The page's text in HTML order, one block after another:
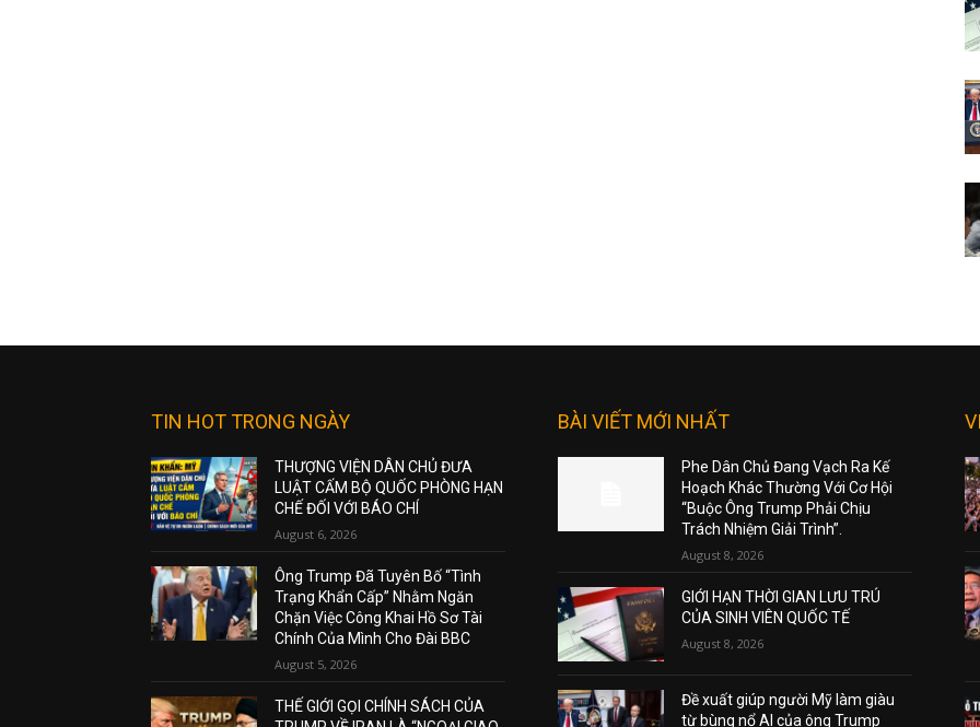
TIN HOT TRONG NGÀY
THƯỢNG VIỆN DÂN CHỦ ĐƯA
LUẬT CẤM BỘ QUỐC PHÒNG HẠN
CHẾ ĐỐI VỚI BÁO CHÍ
August 6, 2026
Ông Trump Đã Tuyên Bố “Tình
Trạng Khẩn Cấp” Nhằm Ngăn
Chặn Việc Công Khai Hồ Sơ Tài
Chính Của Mình Cho Đài BBC
August 5, 2026
THẾ GIỚI GỌI CHÍNH SÁCH CỦA
BÀI VIẾT MỚI NHẤT
Phe Dân Chủ Đang Vạch Ra Kế
Hoạch Khác Thường Với Cơ Hội
“Buộc Ông Trump Phải Chịu
Trách Nhiệm Giải Trình”.
August 8, 2026
GIỚI HẠN THỜI GIAN LƯU TRÚ
CỦA SINH VIÊN QUỐC TẾ
August 8, 2026
Đề xuất giúp người Mỹ làm giàu
từ bùng nổ AI của ông Trump